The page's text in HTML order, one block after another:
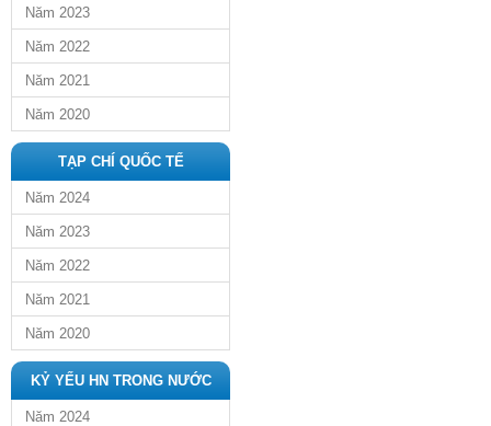
Năm 2023
Năm 2022
Năm 2021
Năm 2020
TẠP CHÍ QUỐC TẾ
Năm 2024
Năm 2023
Năm 2022
Năm 2021
Năm 2020
KỶ YẾU HN TRONG NƯỚC
Năm 2024